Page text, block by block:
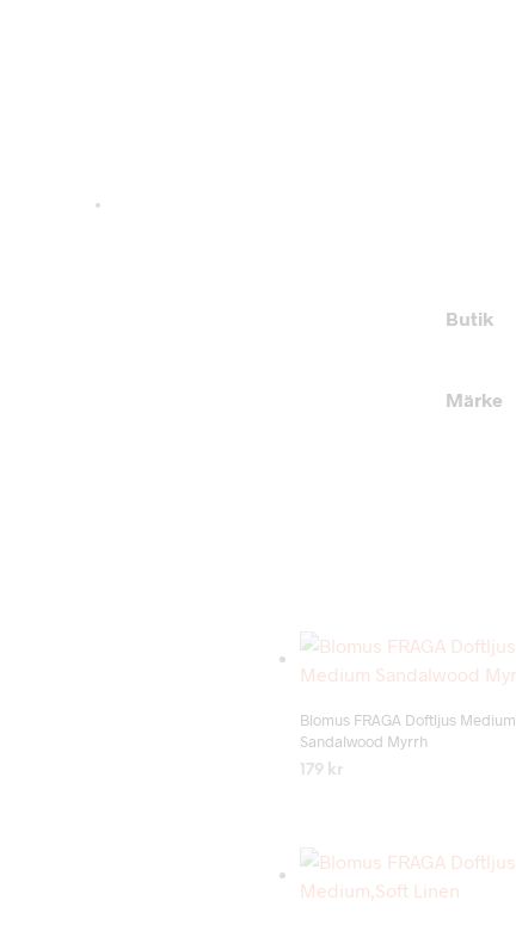
Butik
Märke
Add to wishlist
Blomus FRAGA Doftljus Medium
Sandalwood Myrrh
179 kr
Add to wishlist